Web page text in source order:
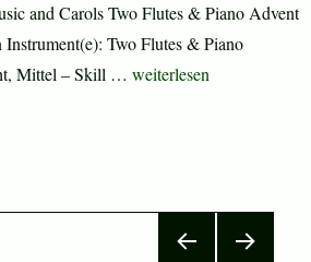
and Carols Two Flutes & Piano Advent
Two Flutes & Piano
Mittel – Skill … „Christmas Sheet Music
weiterlesen